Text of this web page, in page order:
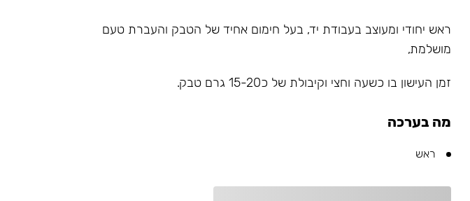
ראש יחודי ומעוצב בעבודת יד, בעל חימום אחיד של הטבק והעברת טעם
מושלמת,
זמן העישון בו כשעה וחצי וקיבולת של כ15-20 גרם טבק.
מה בערכה
ראש